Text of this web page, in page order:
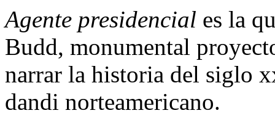
Agente presidencial es la
Budd, monumental
narrar la historia del siglo
dandi norteamericano.